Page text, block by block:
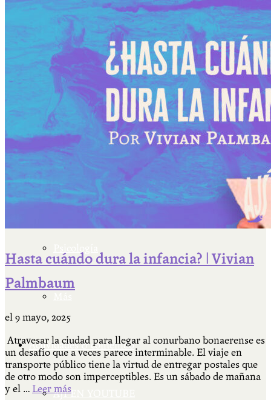
Escriben & participan
Actualidad y sociedad
Educación
Literatura
Filosofía
Actividades & contenido
AJÍ EN YOUTUBE
Hasta cuándo dura la infancia? | Vivian
Palmbaum
el 9 mayo, 2025
Atravesar la ciudad para llegar al conurbano bonaerense es
un desafío que a veces parece interminable. El viaje en
transporte público tiene la virtud de entregar postales que
de otro modo son imperceptibles. Es un sábado de mañana
y el … Leer más